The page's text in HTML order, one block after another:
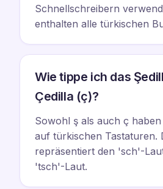
Schnellschreibern
enthalten alle türkischen
Wie tippe ich das
Çedilla (ç)?
Sowohl ş als auch ç
auf türkischen Tastaturen.
repräsentiert den 'sch'-
'tsch'-Laut.